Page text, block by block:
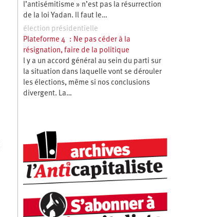
l’antisémitisme » n’est pas la résurrection
de la loi Yadan. Il faut le…
élection présidentielle
Plateforme 4 : Ne pas céder à la
résignation, faire de la politique
l y a un accord général au sein du parti sur
la situation dans laquelle vont se dérouler
les élections, même si nos conclusions
divergent. La…